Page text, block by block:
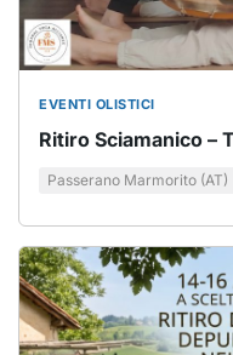
EVENTI OLISTICI
Ritiro Sciamanico –
Passerano Marmorito (AT)